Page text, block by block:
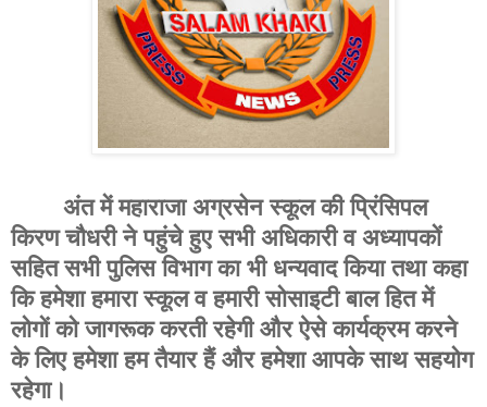
अंत में महाराजा अग्रसेन स्कूल की प्रिंसिपल
किरण चौधरी ने पहुंचे हुए सभी अधिकारी व अध्यापकों
सहित सभी पुलिस विभाग का भी धन्यवाद किया तथा कहा
कि हमेशा हमारा स्कूल व हमारी सोसाइटी बाल हित में
लोगों को जागरूक करती रहेगी और ऐसे कार्यक्रम करने
के लिए हमेशा हम तैयार हैं और हमेशा आपके साथ सहयोग
रहेगा।